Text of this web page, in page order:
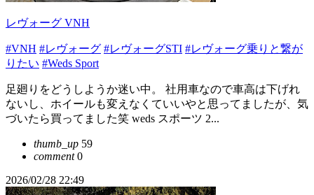
レヴォーグ VNH
#VNH #レヴォーグ #レヴォーグSTI #レヴォーグ乗りと繋が
りたい #Weds Sport
足廻りをどうしようか迷い中。 社用車なので車高は下げれ
ないし、ホイールも変えなくていいやと思ってましたが、気
づいたら買ってました笑 weds スポーツ 2...
thumb_up 59
comment0
2026/02/28 22:49